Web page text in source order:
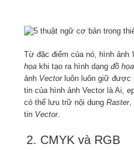
Từ đặc điểm của nó, hình ảnh
họa khi tạo ra hình dạng đồ họa
ảnh Vector luôn luôn giữ
tin của hình ảnh Vector là Ai,
có thể lưu trữ nội dung Raster,
tin Vector.
2. CMYK và RGB